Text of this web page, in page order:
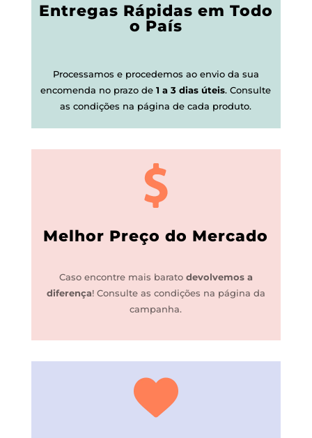
Entregas Rápidas em Todo
o País
Processamos e procedemos ao envio da sua
encomenda no prazo de1 a 3 dias úteis.Consulte
as condições na página de cada produto.
Melhor Preço do Mercado
Caso encontre mais barato devolvemos a
diferença! Consulte as condições na página da
campanha.